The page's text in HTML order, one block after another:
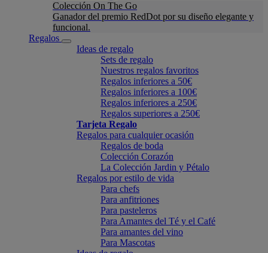
Colección On The Go
Ganador del premio RedDot por su diseño elegante y
funcional.
Regalos
Ideas de regalo
Sets de regalo
Nuestros regalos favoritos
Regalos inferiores a 50€
Regalos inferiores a 100€
Regalos inferiores a 250€
Regalos superiores a 250€
Tarjeta Regalo
Regalos para cualquier ocasión
Regalos de boda
Colección Corazón
La Colección Jardin y Pétalo
Regalos por estilo de vida
Para chefs
Para anfitriones
Para pasteleros
Para Amantes del Té y el Café
Para amantes del vino
Para Mascotas